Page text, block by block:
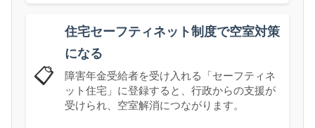
📋
住宅セーフティネット制度で空室対策
になる
障害年金受給者を受け入れる「セーフティネ
ット住宅」に登録すると、行政からの支援が
受けられ、空室解消につながります。